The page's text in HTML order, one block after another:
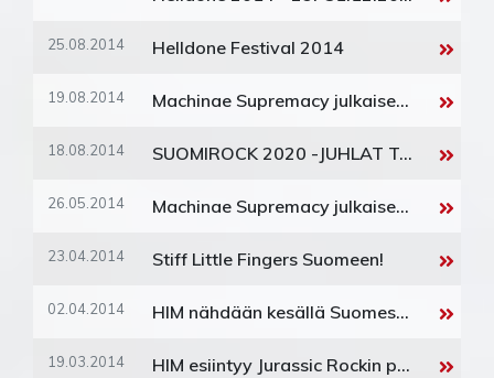
25.08.2014 Helldone Festival 2014
19.08.2014 Machinae Supremacy julkaisee uuden levyn perjantaina
18.08.2014 SUOMIROCK 2020 -JUHLAT TAVASTIALLA
26.05.2014 Machinae Supremacy julkaisee uutta ja saapuu Suomeen
23.04.2014 Stiff Little Fingers Suomeen!
02.04.2014 HIM nähdään kesällä Suomessa
19.03.2014 HIM esiintyy Jurassic Rockin perjantain pääesiintyjänä!